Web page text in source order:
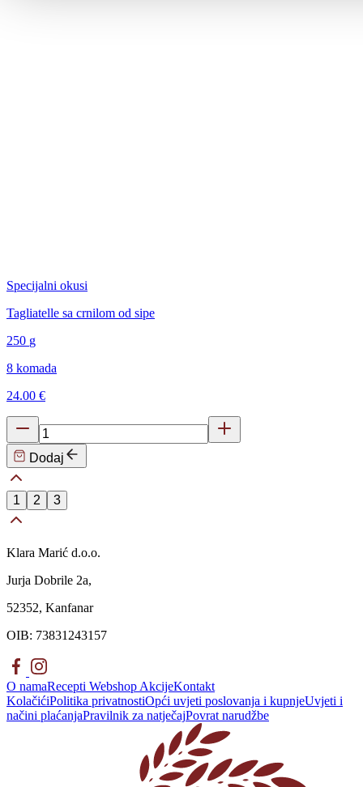
Specijalni okusi
Tagliatelle sa crnilom od sipe
250 g
8 komada
24.00 €
Dodaj
1 2 3
Klara Marić d.o.o.
Jurja Dobrile 2a,
52352, Kanfanar
OIB: 73831243157
O namaRecepti WebshopAkcijeKontakt
KolačićiPolitika privatnostiOpći uvjeti poslovanja i kupnjeUvjeti i
načini plaćanjaPravilnik za natječajPovrat narudžbe